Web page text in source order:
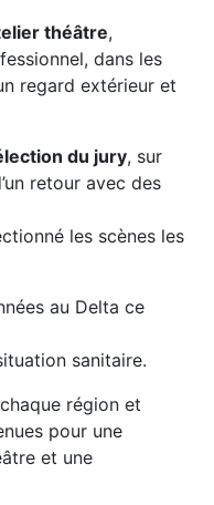
théâtre,
dans les
regard extérieur et
du jury, sur
retour avec des
les scènes les
au Delta ce
sanitaire.
région et
pour une
et une